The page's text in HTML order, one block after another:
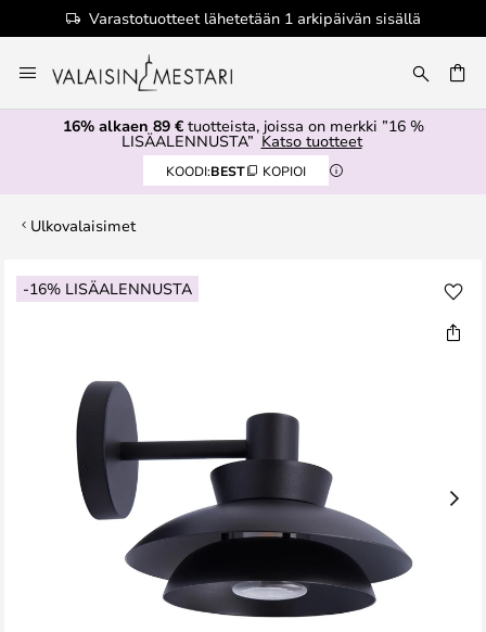
Varastotuotteet lähetetään 1 arkipäivän sisällä
to
Content
16% alkaen 89 €tuotteista, joissa on merkki ”16 %
LISÄALENNUSTA” Katso tuotteet
KOODI:BEST KOPIOI
Ulkovalaisimet
-16% LISÄALENNUSTA
Skip
to